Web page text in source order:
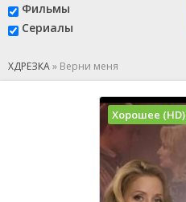
Фильмы
Сериалы
ХДРЕЗКА» Верни меня
Хорошее (HD)